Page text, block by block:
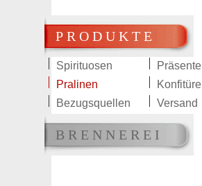
PRODUKTE
Spirituosen
Präsente
Pralinen
Konfitüre
Bezugsquellen
Versand
BRENNEREI